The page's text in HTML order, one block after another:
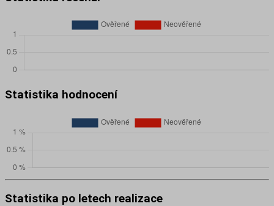
Statistika hodnocení
Statistika po letech realizace